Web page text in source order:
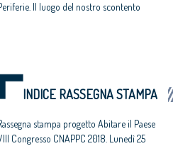
Il luogo del nostro scontento
INDICE RASSEGNA STAMPA
stampa progetto Abitare il Paese
Congresso CNAPPC 2018. Lunedì 25